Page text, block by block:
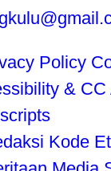
Policy
& CC
Kode